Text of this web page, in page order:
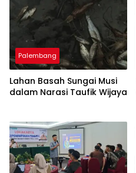
Palembang
Lahan Basah Sungai Musi
dalam Narasi Taufik Wijaya